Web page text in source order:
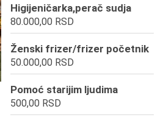
Higijeničarka,perač sudja
80.000,00 RSD
Ženski frizer/frizer početnik
50.000,00 RSD
Pomoć starijim ljudima
500,00 RSD